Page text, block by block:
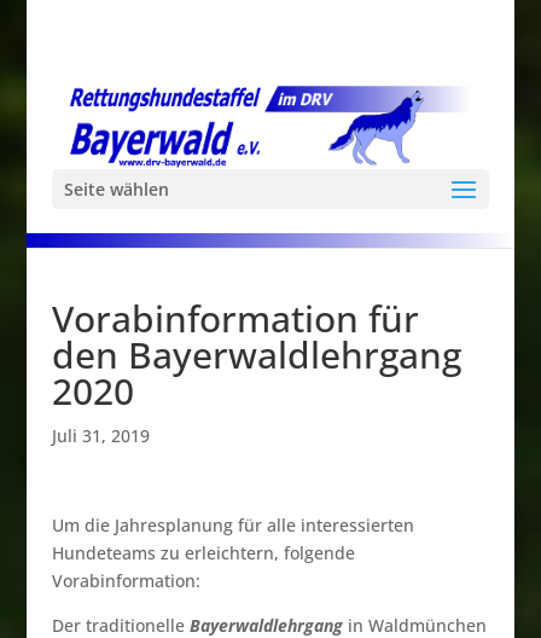
Seite wählen
Vorabinformation für
den Bayerwaldlehrgang
2020
Juli 31, 2019
Um die Jahresplanung für alle interessierten
Hundeteams zu erleichtern, folgende
Vorabinformation:
Der traditionelle Bayerwaldlehrgangin Waldmünchen